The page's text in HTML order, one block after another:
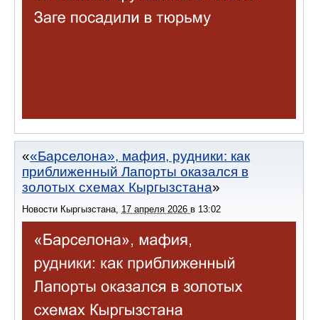
«Барселона», мафия, рудники: как
приближенный Лапорты оказался в
золотых схемах Кыргызстана
Новости Кыргызстана 17 апреля 2026 в 13:02